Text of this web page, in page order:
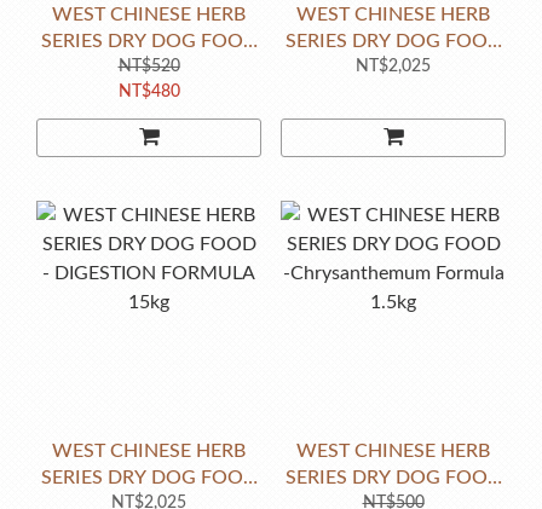
WEST CHINESE HERB
SERIES DRY DOG FOOD
- DIGESTION FORMULA
1.5kg
NT$520
NT$480
WEST CHINESE HERB
SERIES DRY DOG FOOD
-SAVORY FORMULA
NT$2,025
WEST CHINESE HERB
SERIES DRY DOG FOOD
- DIGESTION FORMULA
NT$2,025
WEST CHINESE HERB
SERIES DRY DOG FOOD
-Chrysanthemum Formula
NT$500